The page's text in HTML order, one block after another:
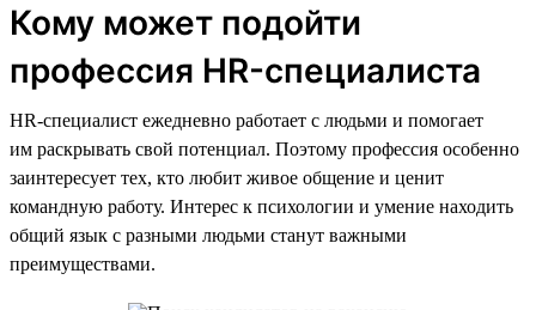
Кому может подойти
профессия HR-специалиста
HR-специалист ежедневно работает с людьми и помогает
им раскрывать свой потенциал. Поэтому профессия особенно
заинтересует тех, кто любит живое общение и ценит
командную работу. Интерес к психологии и умение находить
общий язык с разными людьми станут важными
преимуществами.